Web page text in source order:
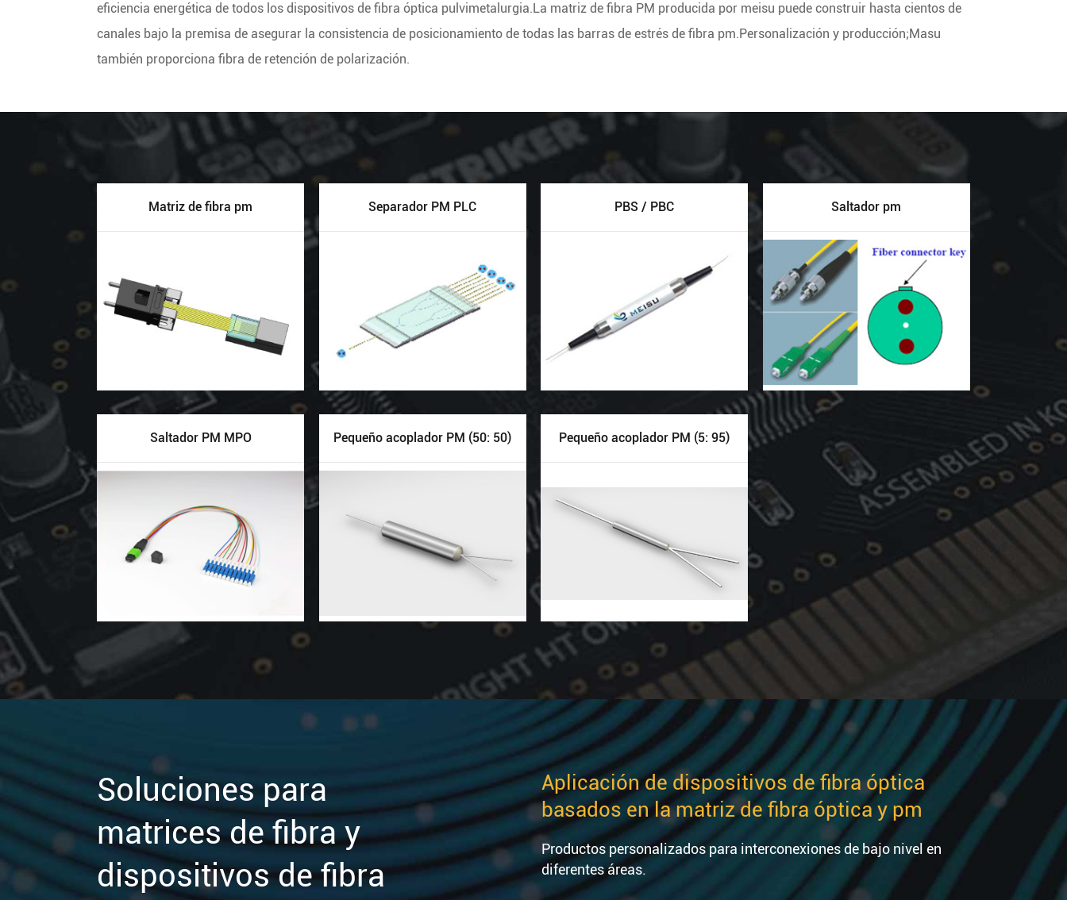
eficiencia energética de todos los dispositivos de fibra óptica pulvimetalurgia.La matriz de fibra PM producida por meisu puede construir hasta cientos de
canales bajo la premisa de asegurar la consistencia de posicionamiento de todas las barras de estrés de fibra pm.Personalización y producción;Masu
también proporciona fibra de retención de polarización.
Matriz de fibra pm Separador PM PLC PBS / PBC Saltador pm
Saltador PM MPO Pequeño acoplador PM (50: 50) Pequeño acoplador PM (5: 95)
Soluciones para
matrices de fibra y
dispositivos de fibra
Aplicación de dispositivos de fibra óptica
basados en la matriz de fibra óptica y pm
Productos personalizados para interconexiones de bajo nivel en
diferentes áreas.